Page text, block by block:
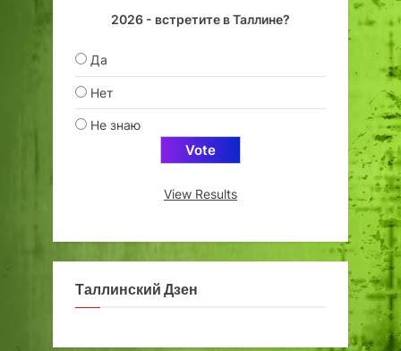
2026 - встретите в Таллине?
Да
Нет
Не знаю
View Results
Таллинский Дзен